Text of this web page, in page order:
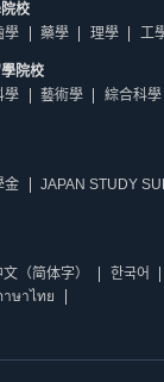
校
學 藥學 理學 工
院校
學 藝術學 綜合科學
金 JAPAN STUDY
文（简体字） 한국어
าษาไทย